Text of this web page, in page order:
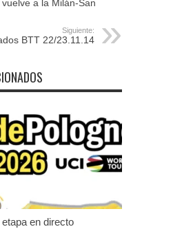
a la Milán-San
Siguiente:
BTT 22/23.11.14
etapa en directo